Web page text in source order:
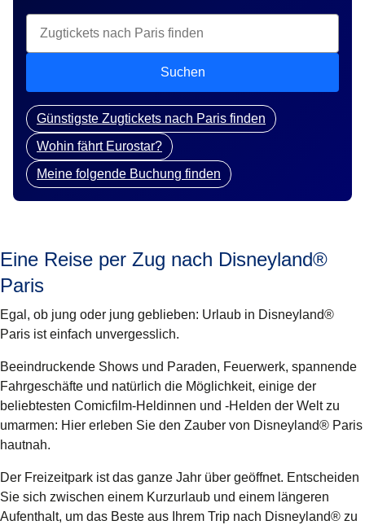
Suchen
Günstigste Zugtickets nach Paris finden
Wohin fährt Eurostar?
Meine folgende Buchung finden
Eine Reise per Zug nach Disneyland®
Paris
Egal, ob jung oder jung geblieben: Urlaub in Disneyland®
Paris ist einfach unvergesslich.
Beeindruckende Shows und Paraden, Feuerwerk, spannende
Fahrgeschäfte und natürlich die Möglichkeit, einige der
beliebtesten Comicfilm-Heldinnen und -Helden der Welt zu
umarmen: Hier erleben Sie den Zauber von Disneyland® Paris
hautnah.
Der Freizeitpark ist das ganze Jahr über geöffnet. Entscheiden
Sie sich zwischen einem Kurzurlaub und einem längeren
Aufenthalt, um das Beste aus Ihrem Trip nach Disneyland® zu